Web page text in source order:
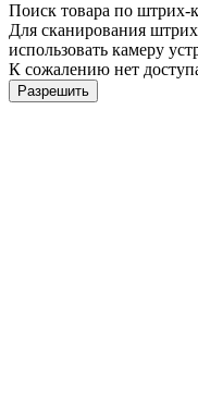
Поиск товара по штрих-
Для сканирования
использовать камеру
К сожалению нет
Разрешить